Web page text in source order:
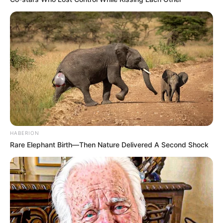
High-End Crush
(MBN | 2018), sebagai cameo
20th Century Boy and Girl(MBC | 2017), sebagai Sutradara
Kim (cameo)
Borg Mom(MBC | 2017), sebagai Na Heung Shin (cameo)
Happy Home(MBC | 2016), sebagai Bong Hae Ryung
One More Happy Ending(MBC | 2016), sebagai Sung Yoon
Beating Again(JTBC | 2015), sebagai Kim Soon Jung
In Need of Romance 3(tvN | 2014), sebagai Shin Joo Yeon
Two Weeks
(MBC | 2013), sebagai Park Jae Kyung
IRIS 2(KBS2 | 2013), sebagai Kim Sun Hwa
The Great Seer (SBS | 2012-2013), sebagai Hae In
Athena: Goddess of War(KBS2 | 2010-2011), sebagai Kim
Sun Hwa
HABERION
Rare Elephant Birth—Then Nature Delivered A Second Shock